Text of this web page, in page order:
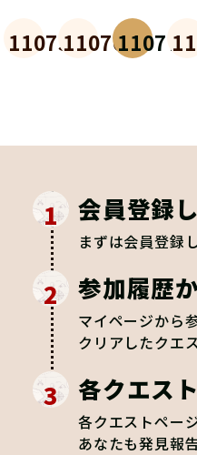
110751107611077
1 会員登録
まずは会員登録
2 参加履歴
マイページから
クリアしたクエ
3 各クエス
各クエストペー
あなたも発見報